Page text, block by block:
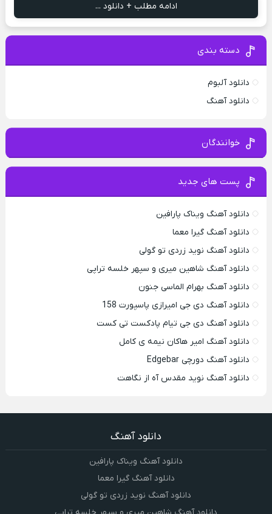
ادامه مطلب + دانلود ...
دسته بندی
دانلود آلبوم
دانلود آهنگ
خوانندگان
پست های جدید
دانلود آهنگ ویناک پارافین
دانلود آهنگ گیرا معما
دانلود آهنگ نوید زردی تو گولی
دانلود آهنگ شاهین میری و سپهر خلسه تراپی
دانلود آهنگ بهرام الماسی جنون
دانلود آهنگ دی جی امیرازی پاسپورت 158
دانلود آهنگ دی جی تیام پادکست تی کست
دانلود آهنگ امیر هاکان نیمه ی کامل
دانلود آهنگ دورچی Edgebar
دانلود آهنگ نوید مقدس آه از نگاهت
دانلود آهنگ
دانلود آهنگ ویناک پارافین
دانلود آهنگ گیرا معما
دانلود آهنگ نوید زردی تو گولی